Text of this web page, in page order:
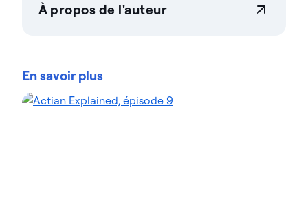
À propos de l'auteur
que soit leur ampleur. Les organisations font
d'intelligence des données d'Actian pour
En savoir plus